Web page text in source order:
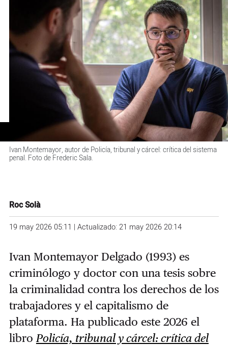
Ivan Montemayor, autor de Policía, tribunal y cárcel: crítica del sistema
penal. Foto de Frederic Sala.
Roc Solà
19 may 2026 05:11 | Actualizado: 21 may 2026 20:14
Ivan Montemayor Delgado (1993) es
criminólogo y doctor con una tesis sobre
la criminalidad contra los derechos de los
trabajadores y el capitalismo de
plataforma. Ha publicado este 2026 el
libro Policía, tribunal y cárcel: crítica del